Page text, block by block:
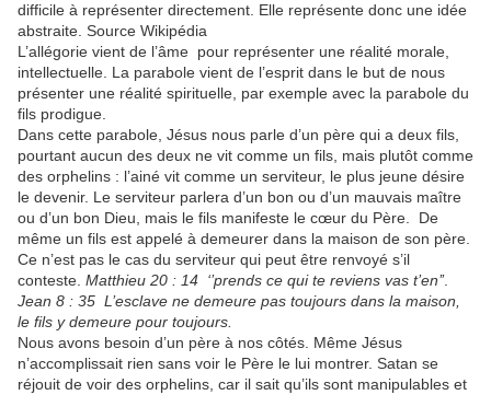
difficile à représenter directement. Elle représente donc une idée
abstraite. Source Wikipédia
L’allégorie vient de l’âme pour représenter une réalité morale,
intellectuelle. La parabole vient de l’esprit dans le but de nous
présenter une réalité spirituelle, par exemple avec la parabole du
fils prodigue.
Dans cette parabole, Jésus nous parle d’un père qui a deux fils,
pourtant aucun des deux ne vit comme un fils, mais plutôt comme
des orphelins : l’ainé vit comme un serviteur, le plus jeune désire
le devenir. Le serviteur parlera d’un bon ou d’un mauvais maître
ou d’un bon Dieu, mais le fils manifeste le cœur du Père. De
même un fils est appelé à demeurer dans la maison de son père.
Ce n’est pas le cas du serviteur qui peut être renvoyé s’il
conteste. Matthieu 20 : 14 ‘’prends ce qui te reviens vas t’en’’.
Jean 8 : 35 L’esclave ne demeure pas toujours dans la maison,
le fils y demeure pour toujours.
Nous avons besoin d’un père à nos côtés. Même Jésus
n’accomplissait rien sans voir le Père le lui montrer. Satan se
réjouit de voir des orphelins, car il sait qu’ils sont manipulables et